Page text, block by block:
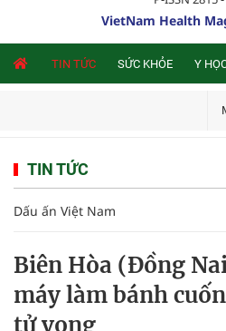
VietNam Health
TIN TỨC SỨC KHỎE Y
TIN TỨC
Dấu ấn Việt Nam
Biên Hòa (Đồng
máy làm bánh
tử vong